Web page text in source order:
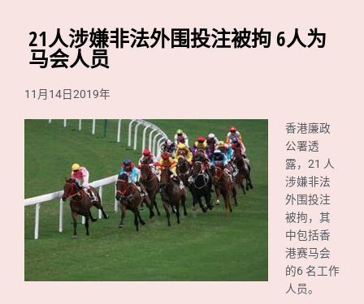
21人涉嫌非法外围投注被拘 6人为
马会人员
11月14日2019年
香港廉政
公署透
露，21 人
涉嫌非法
外围投注
被拘，其
中包括香
港赛马会
的6 名工作
人员。